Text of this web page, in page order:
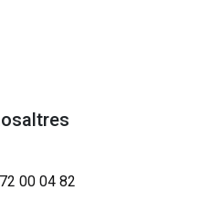
00 04 82